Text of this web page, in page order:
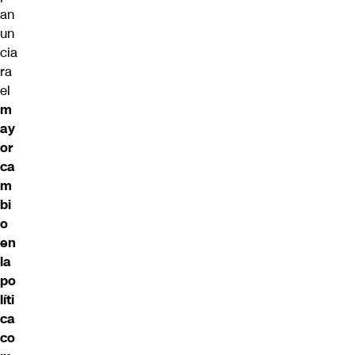
an
un
cia
ra
el
m
ay
or
ca
m
bi
o
en
la
po
líti
ca
co